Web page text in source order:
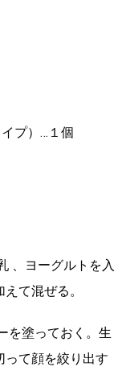
プ）…１個
、ヨーグルトを入
て混ぜる。
を塗っておく。生
って顔を絞り出す